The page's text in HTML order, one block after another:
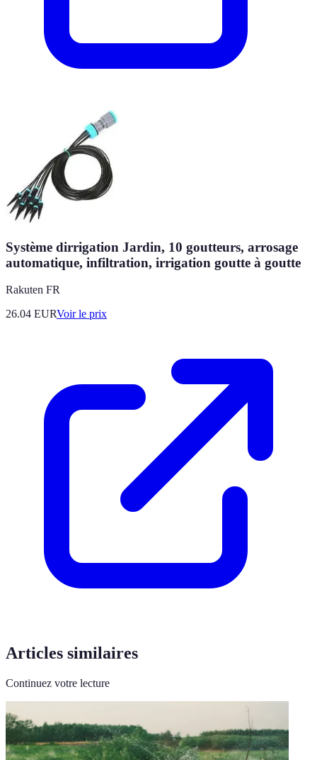
Système dirrigation Jardin, 10 goutteurs, arrosage
automatique, infiltration, irrigation goutte à goutte
Rakuten FR
26.04 EURVoir le prix
Articles similaires
Continuez votre lecture